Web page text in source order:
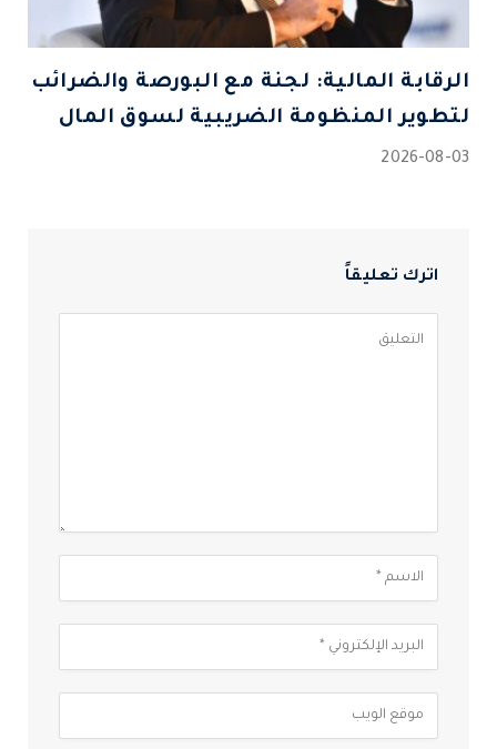
الرقابة المالية: لجنة مع البورصة والضرائب
لتطوير المنظومة الضريبية لسوق المال
2026-08-03
اترك تعليقاً